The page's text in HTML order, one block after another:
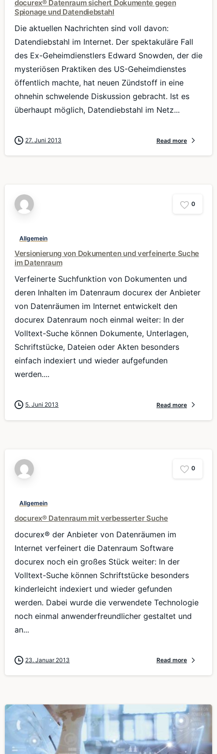
docurex® Datenraum sichert Dokumente gegen
Spionage und Datendiebstahl
Die aktuellen Nachrichten sind voll davon:
Datendiebstahl im Internet. Der spektakuläre Fall
des Ex-Geheimdienstlers Edward Snowden, der die
mysteriösen Praktiken des US-Geheimdienstes
öffentlich machte, hat neuen Zündstoff in eine
ohnehin schwelende Diskussion gebracht. Ist es
überhaupt möglich, Datendiebstahl im Netz...
27. Juni 2013 Read more
0
Allgemein
Versionierung von Dokumenten und verfeinerte Suche
im Datenraum
Verfeinerte Suchfunktion von Dokumenten und
deren Inhalten im Datenraum docurex der Anbieter
von Datenräumen im Internet entwickelt den
docurex Datenraum noch einmal weiter: In der
Volltext-Suche können Dokumente, Unterlagen,
Schriftstücke, Dateien oder Akten besonders
einfach indexiert und wieder aufgefunden
werden....
5. Juni 2013 Read more
0
Allgemein
docurex® Datenraum mit verbesserter Suche
docurex® der Anbieter von Datenräumen im
Internet verfeinert die Datenraum Software
docurex noch ein großes Stück weiter: In der
Volltext-Suche können Schriftstücke besonders
kinderleicht indexiert und wieder gefunden
werden. Dabei wurde die verwendete Technologie
noch einmal anwenderfreundlicher gestaltet und
an...
23. Januar 2013 Read more